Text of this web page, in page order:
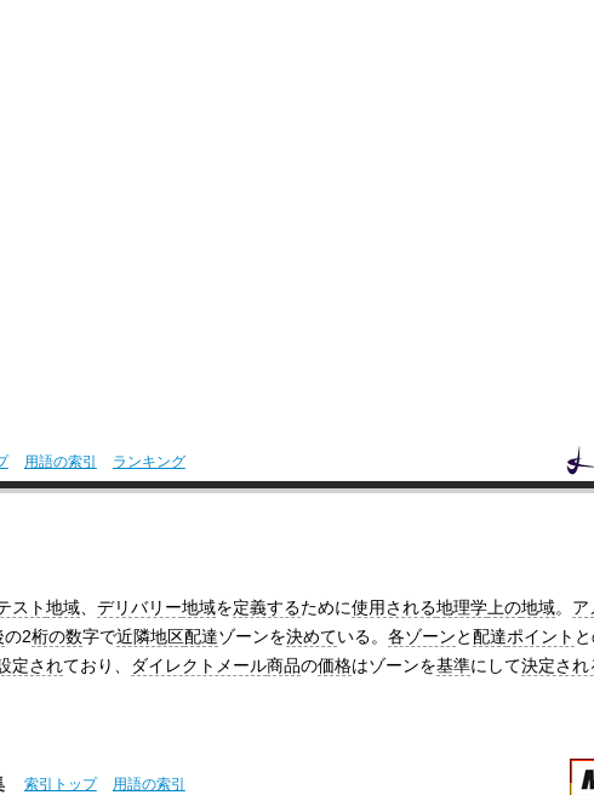
用語の索引 ランキング
スト地域、 デリバリー地域を定義するために使用される地理学上の地域。 ア
の2桁の数字で近隣地区配達ゾーンを決めている。 各ゾーンと配達ポイント
定されており、 ダイレクトメール商品の価格はゾーンを基準にして決定され
索引トップ 用語の索引